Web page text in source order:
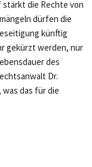
die Rechte von
dürfen die
künftig
gekürzt werden, nur
des
Dr.
was das für die